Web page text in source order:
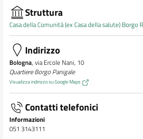
Struttura
Casa della Comunità (ex Casa della salute) Borgo
Indirizzo
Bologna, via Ercole Nani, 10
Quartiere Borgo Panigale
Visualizza indirizzo su Google Maps
Contatti telefonici
Informazioni
051 3143111